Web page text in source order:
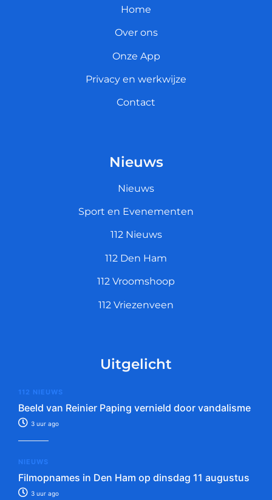
Home
Over ons
Onze App
Privacy en werkwijze
Contact
Nieuws
Nieuws
Sport en Evenementen
112 Nieuws
112 Den Ham
112 Vroomshoop
112 Vriezenveen
Uitgelicht
112 NIEUWS
Beeld van Reinier Paping vernield door vandalisme
3 uur ago
NIEUWS
Filmopnames in Den Ham op dinsdag 11 augustus
3 uur ago